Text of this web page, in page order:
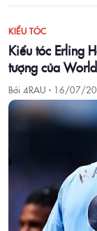
KIỂU TÓC
Kiểu tóc Erling
tượng của
Bởi 4RAU · 16/07/